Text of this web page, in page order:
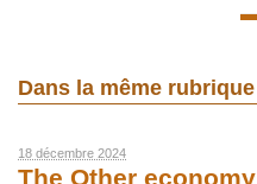
Dans la même rubrique
18 décembre 2024
The Other economy